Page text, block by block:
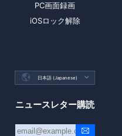
PC画面録画
iOSロック解除
 日本語 (Japanese) 
ニュースレター購読